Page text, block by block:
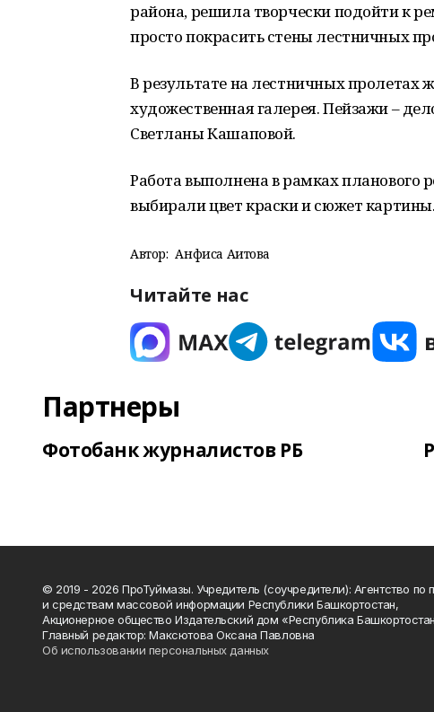
района, решила творчески подойти к
просто покрасить стены лестничных
В результате на лестничных пролетах
художественная галерея. Пейзажи –
Светланы Кашаповой.
Работа выполнена в рамках планового
выбирали цвет краски и сюжет картины.
Автор: Анфиса Аитова
Читайте нас
Партнеры
Фотобанк журналистов РБ
© 2019 - 2026 ПроТуймазы. Учредитель (соучредители): Агентство по
и средствам массовой информации Республики Башкортостан,
Акционерное общество Издательский дом «Республика
Главный редактор: Максютова Оксана Павловна
Об использовании персональных данных